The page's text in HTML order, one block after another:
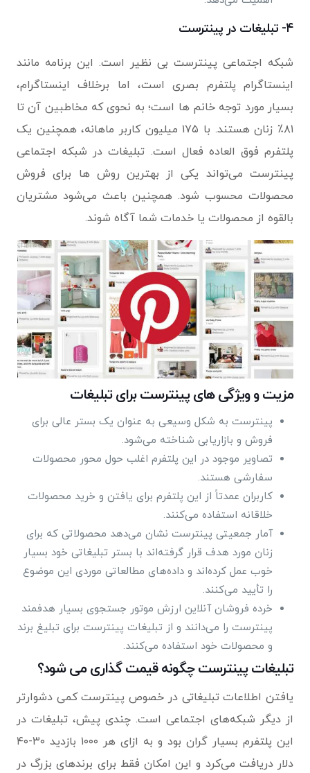
۴- تبلیغات در پینترست
شبکه اجتماعی پینترست بی نظیر است. این برنامه مانند
اینستاگرام پلتفرم بصری است، اما برخلاف اینستاگرام،
بسیار مورد توجه خانم ها است؛ به نحوی که مخاطبین آن تا
۸۱٪ زنان هستند. با ۱۷۵ میلیون کاربر ماهانه، همچنین یک
پلتفرم فوق العاده فعال است. تبلیغات در شبکه اجتماعی
پینترست می‌تواند یکی از بهترین روش ها برای فروش
محصولات محسوب شود. همچنین باعث می‌شود مشتریان
بالقوه از محصولات یا خدمات شما آگاه شوند.
مزیت و ویژگی ‌های پینترست برای تبلیغات
پینترست به شکل وسیعی به عنوان یک بستر عالی برای
فروش و بازاریابی شناخته می‌شود.
تصاویر موجود در این پلتفرم اغلب حول محور محصولات
سفارشی هستند.
کاربران عمدتاً از این پلتفرم برای یافتن و خرید محصولات
خلاقانه استفاده می‌کنند.
آمار جمعیتی پینترست نشان می‌دهد محصولاتی که برای
زنان مورد هدف قرار گرفته‌اند با بستر تبلیغاتی خود بسیار
خوب عمل کرده‌اند و داده‌های مطالعاتی موردی این موضوع
را تأیید می‌کنند.
خرده فروشان آنلاین ارزش موتور جستجوی بسیار هدفمند
پینترست را می‌دانند و از تبلیغات پینترست برای تبلیغ برند
و محصولات خود استفاده می‌کنند.
تبلیغات پینترست چگونه قیمت گذاری می ‌شود؟
یافتن اطلاعات تبلیغاتی در خصوص پینترست کمی ‌دشوارتر
از دیگر شبکه‌های اجتماعی است. چندی پیش، تبلیغات در
این پلتفرم بسیار گران بود و به ازای هر ۱۰۰۰ بازدید ۳۰-۴۰
دلار دریافت می‌کرد و این امکان فقط برای برندهای بزرگ در